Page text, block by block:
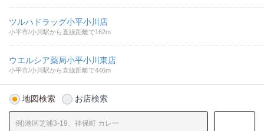
ツルハドラッグ小平小川店
小平市/小川駅から直線距離で162m
ウエルシア薬局小平小川東店
小平市/小川駅から直線距離で446m
地図検索 お店検索